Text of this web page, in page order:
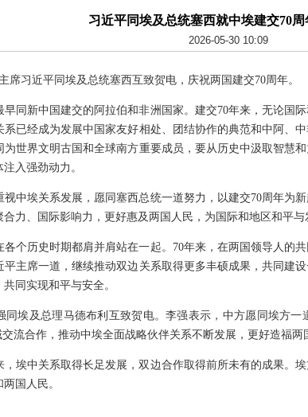
习近平同埃及总统塞西就中埃建交70
2026-05-30 10:09
席习近平同埃及总统塞西互致贺电，庆祝两国建交70周年。
早同新中国建交的阿拉伯和非洲国家。建交70年来，无论国
系已经成为发展中国家友好相处、团结协作的典范和中阿、
为世界文明古国和全球南方重要成员，要从历史中汲取智慧
入强劲动力。
视中埃关系发展，愿同塞西总统一道努力，以建交70周年为
力、国际影响力，更好惠及两国人民，为国际和地区和平与
个历史时期都肩并肩站在一起。70年来，在两国领导人的
平主席一道，继续推动双边关系取得更多丰硕成果，共同建
同实现和平与安全。
同埃及总理马德布利互致贺电。李强表示，中方愿同埃方
流合作，推动中埃全面战略伙伴关系不断发展，更好造福两
，埃中关系取得长足发展，双边合作取得前所未有的成果。
国人民。